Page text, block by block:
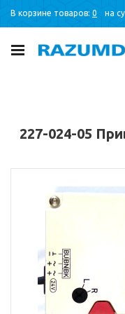
В корзине товаров: 0 на
227-024-05